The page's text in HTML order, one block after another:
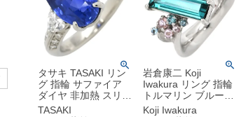
タサキ TASAKI リン
グ 指輪 サファイア
ダイヤ 非加熱 スリラ
ンカ産 コーンフラワ
TASAKI
岩倉康二 Koji
Iwakura リング 指輪
トルマリン ブルーダ
イヤモンド ブルー×
Koji Iwakura